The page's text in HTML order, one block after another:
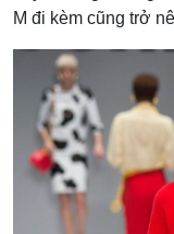
M đi kèm cũng trở